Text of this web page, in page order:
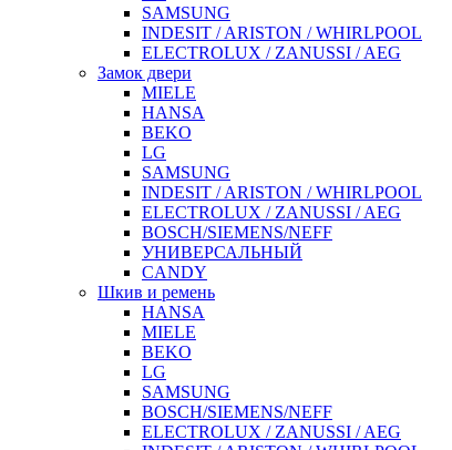
SAMSUNG
INDESIT / ARISTON / WHIRLPOOL
ELECTROLUX / ZANUSSI / AEG
Замок двери
MIELE
HANSA
BEKO
LG
SAMSUNG
INDESIT / ARISTON / WHIRLPOOL
ELECTROLUX / ZANUSSI / AEG
BOSCH/SIEMENS/NEFF
УНИВЕРСАЛЬНЫЙ
CANDY
Шкив и ремень
HANSA
MIELE
BEKO
LG
SAMSUNG
BOSCH/SIEMENS/NEFF
ELECTROLUX / ZANUSSI / AEG